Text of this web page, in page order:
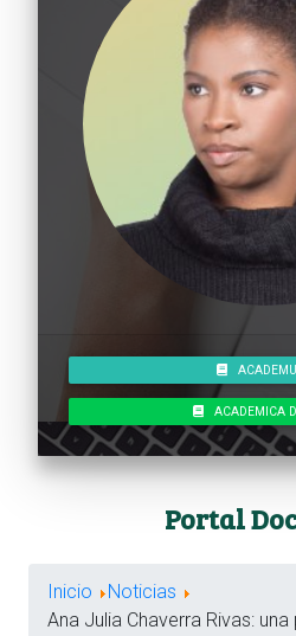
ACADEMICA
Portal
Inicio
Noticias
Ana Julia Chaverra Rivas: